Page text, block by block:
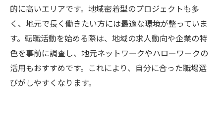
マネジメント職を目指すための準備とは
転職で実現するキャリアアップの展望
的に高いエリアです。地域密着型のプロジェクトも多
く、地元で長く働きたい方には最適な環境が整っていま
す。転職活動を始める際は、地域の求人動向や企業の特
色を事前に調査し、地元ネットワークやハローワークの
活用もおすすめです。これにより、自分に合った職場選
びがしやすくなります。